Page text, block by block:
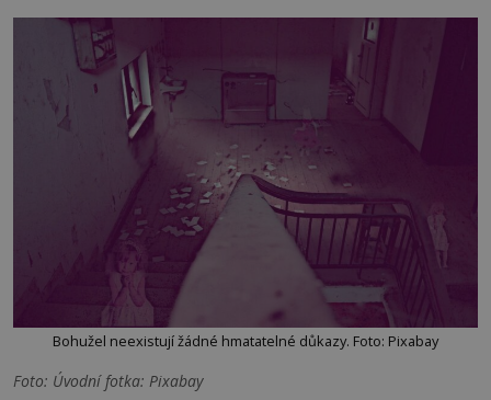
Bohužel neexistují žádné hmatatelné důkazy. Foto: Pixabay
Foto: Úvodní fotka: Pixabay